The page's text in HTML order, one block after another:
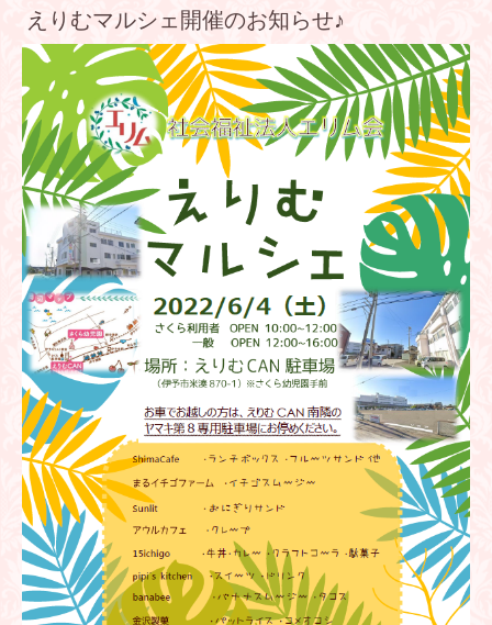
えりむマルシェ開催のお知らせ♪